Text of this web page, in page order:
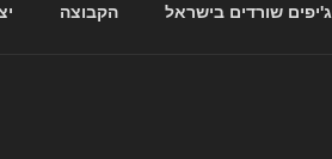
ג'יפים שורדים בישראל הקבוצה